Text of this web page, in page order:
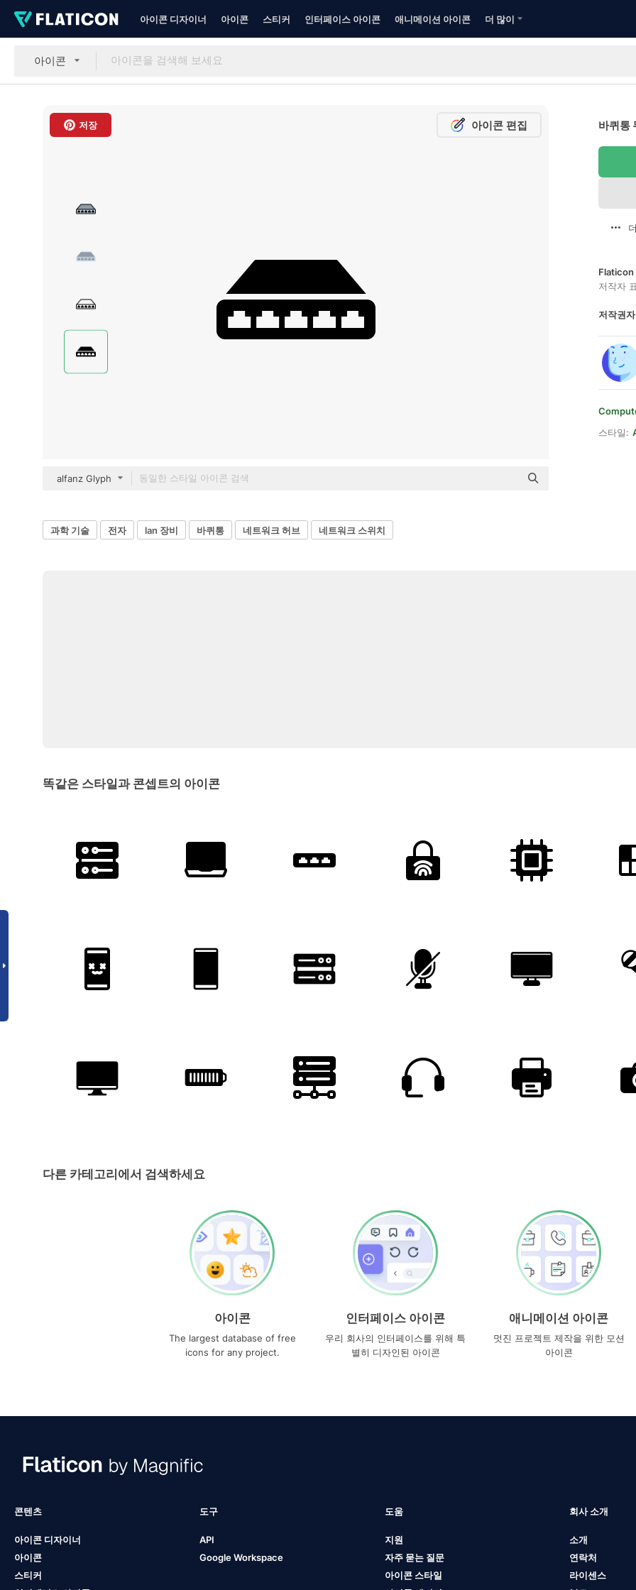
아이콘 디자이너 아이콘 스티커 인터페이스 아이콘 애니메이션 아이콘 더 많이
아이콘
저장 아이콘 편집
alfanz Glyph
바퀴통
Flaticon
저작자
저작권
스타일:
과학 기술 전자 lan 장비 바퀴통 네트워크 허브 네트워크 스위치
똑같은 스타일과 콘셉트의 아이콘
다른 카테고리에서 검색하세요
아이콘
The largest database of free
icons for any project.
인터페이스 아이콘
우리 회사의 인터페이스를 위해 특
별히 디자인된 아이콘
애니메이션 아이콘
멋진 프로젝트 제작을 위한 모션
아이콘
콘텐츠
아이콘 디자이너
아이콘
스티커
도구
API
Google Workspace
도움
지원
자주 묻는 질문
아이콘 스타일
회사 소개
소개
연락처
라이센스